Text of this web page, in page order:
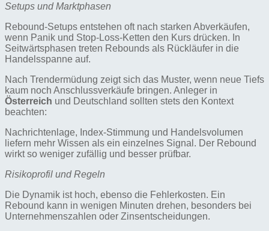
Setups und Marktphasen
Rebound-Setups entstehen oft nach starken Abverkäufen,
wenn Panik und Stop-Loss-Ketten den Kurs drücken. In
Seitwärtsphasen treten Rebounds als Rückläufer in die
Handelsspanne auf.
Nach Trendermüdung zeigt sich das Muster, wenn neue Tiefs
kaum noch Anschlussverkäufe bringen. Anleger in
Österreich und Deutschland sollten stets den Kontext
beachten:
Nachrichtenlage, Index-Stimmung und Handelsvolumen
liefern mehr Wissen als ein einzelnes Signal. Der Rebound
wirkt so weniger zufällig und besser prüfbar.
Risikoprofil und Regeln
Die Dynamik ist hoch, ebenso die Fehlerkosten. Ein
Rebound kann in wenigen Minuten drehen, besonders bei
Unternehmenszahlen oder Zinsentscheidungen.